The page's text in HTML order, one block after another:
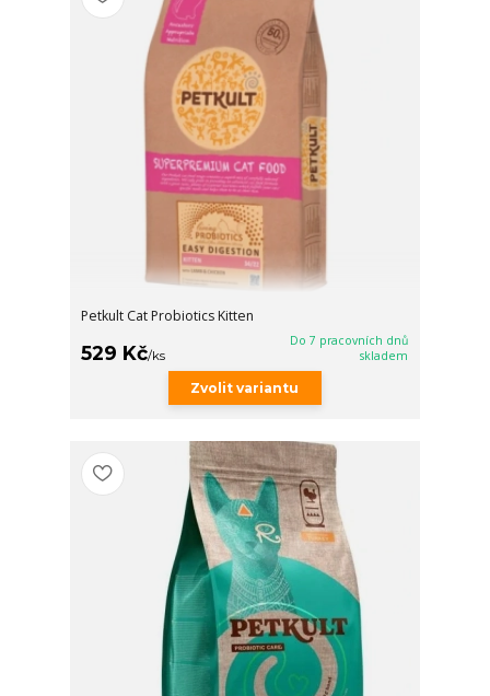
Petkult Cat Probiotics Kitten
529 Kč/ks
Do 7 pracovních dnů
skladem
Zvolit variantu